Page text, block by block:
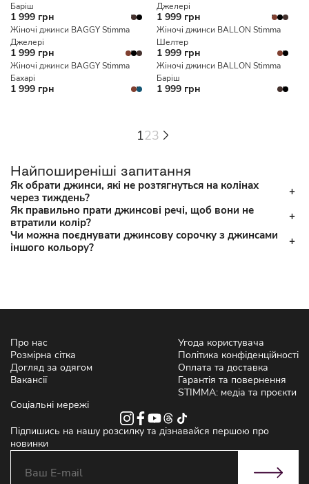
Баріш
1 999 грн
Джелері
1 999 грн
Жіночі джинси BAGGY Stimma
Джелері
1 999 грн
Жіночі джинси BALLON Stimma
Шелтер
1 999 грн
Жіночі джинси BAGGY Stimma
Бахарі
1 999 грн
Жіночі джинси BALLON Stimma
Баріш
1 999 грн
123
Найпоширеніші запитання
Як обрати джинси, які не розтягнуться на колінах
через тиждень?
Як правильно прати джинсові речі, щоб вони не
втратили колір?
Чи можна поєднувати джинсову сорочку з джинсами
іншого кольору?
Про нас
Розмірна сітка
Догляд за одягом
Вакансії
Угода користувача
Політика конфіденційності
Оплата та доставка
Гарантія та повернення
STIMMA: медіа та проєкти
Соціальні мережі
Підпишись на нашу розсилку та дізнавайся першою про
новинки